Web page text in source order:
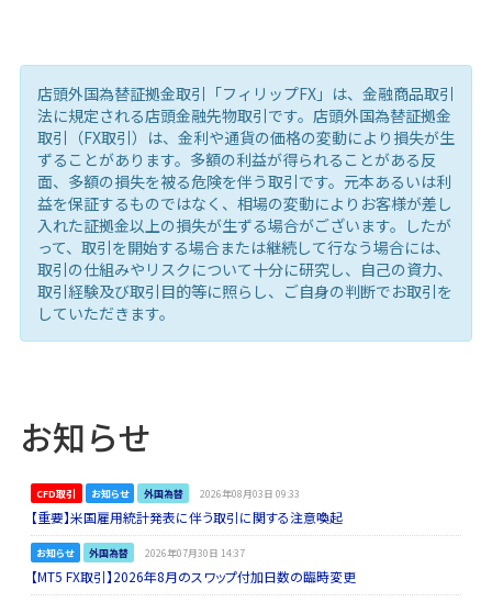
店頭外国為替証拠金取引「フィリップFX」は、金融商品取引
法に規定される店頭金融先物取引です。店頭外国為替証拠金
取引（FX取引）は、金利や通貨の価格の変動により損失が生
ずることがあります。多額の利益が得られることがある反
面、多額の損失を被る危険を伴う取引です。元本あるいは利
益を保証するものではなく、相場の変動によりお客様が差し
入れた証拠金以上の損失が生ずる場合がございます。したが
って、取引を開始する場合または継続して行なう場合には、
取引の仕組みやリスクについて十分に研究し、自己の資力、
取引経験及び取引目的等に照らし、ご自身の判断でお取引を
していただきます。
お知らせ
CFD取引 お知らせ 外国為替 2026年08月03日 09:33
【重要】米国雇用統計発表に伴う取引に関する注意喚起
お知らせ 外国為替 2026年07月30日 14:37
【MT5 FX取引】2026年8月のスワップ付加日数の臨時変更